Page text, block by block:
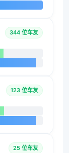
344 位车友
123 位车友
25 位车友